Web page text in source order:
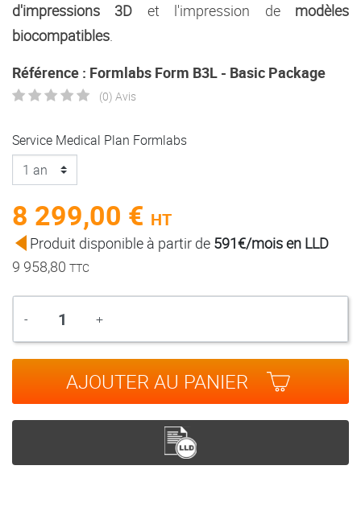
d'impressions 3D et l'impression de modèles
biocompatibles.
Référence : Formlabs Form B3L - Basic Package
(0) Avis
Service Medical Plan Formlabs
8 299,00 € HT
Produit disponible à partir de 591€/mois en LLD
9 958,80 TTC
Quantité
- +
AJOUTER AU PANIER